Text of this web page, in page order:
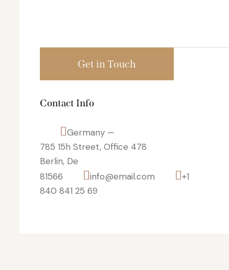
Contact Info
Germany —
785 15h Street, Office 478
Berlin, De
81566
info@email.com
+1
840 841 25 69